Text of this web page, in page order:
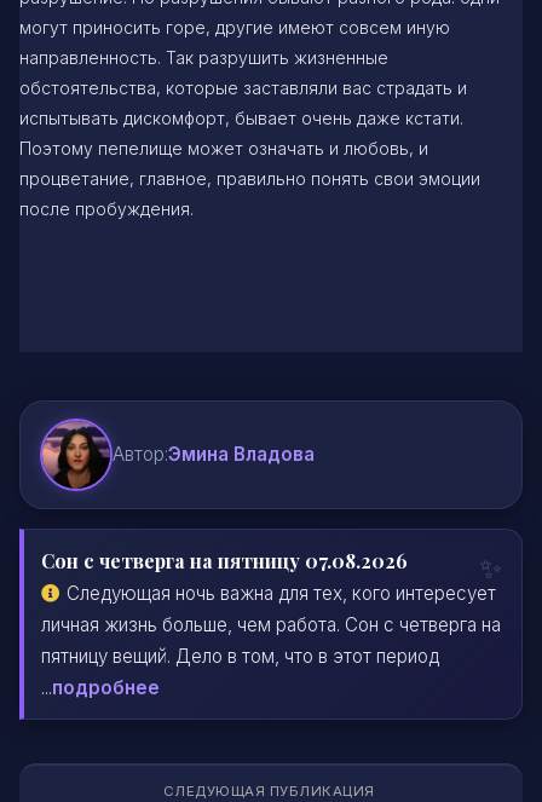
могут приносить горе, другие имеют совсем иную
направленность. Так разрушить жизненные
обстоятельства, которые заставляли вас страдать и
испытывать дискомфорт, бывает очень даже кстати.
Поэтому пепелище может означать и любовь, и
процветание, главное, правильно понять свои эмоции
после пробуждения.
Автор:Эмина Владова
Сон с четверга на пятницу 07.08.2026
Следующая ночь важна для тех, кого интересует
личная жизнь больше, чем работа. Сон с четверга на
пятницу вещий. Дело в том, что в этот период
...подробнее
СЛЕДУЮЩАЯ ПУБЛИКАЦИЯ